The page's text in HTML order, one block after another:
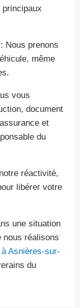
: Nous prenons
même
vous
document
et
du
réactivité,
libérer votre
une situation
nous réalisons
à Asnières-sur-
du